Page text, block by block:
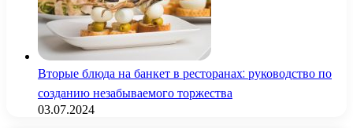
Вторые блюда на банкет в ресторанах: руководство по
созданию незабываемого торжества
03.07.2024